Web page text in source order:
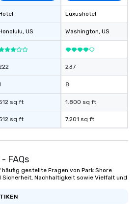
, US
sq ft
sq ft
Luxushotel
Washington, US
237
8
1.800 sq ft
7.201 sq ft
FAQs
häufig gestellte Fragen von Park Shore
Sicherheit, Nachhaltigkeit sowie Vielfalt und